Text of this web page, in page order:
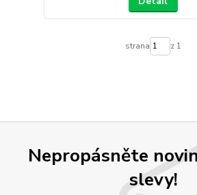
strana z 1
Nepropásněte
slevy!